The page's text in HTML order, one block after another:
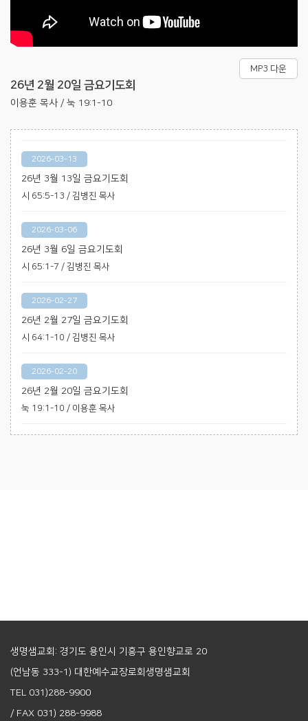
MP3 다운
26년 2월 20일 금요기도회
이용훈 목사 / 눅 19:1-10
2026-03-13
26년 3월 13일 금요기도회
시 65:5-13 / 김병진 목사
2026-03-06
26년 3월 6일 금요기도회
시 65:1-7 / 김병진 목사
2026-02-27
26년 2월 27일 금요기도회
시 64:1-10 / 김병진 목사
2026-02-20
26년 2월 20일 금요기도회
눅 19:1-10 / 이용훈 목사
생명샘교회: 경기도 용인시 기흥구 용인향교로 20
(언남동 333-1) 대한예수교장로회생명샘교회
TEL 031)288-9900
/ FAX 031) 288-9988